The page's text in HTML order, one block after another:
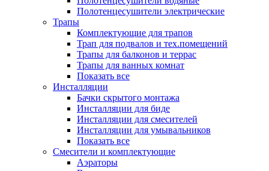
Полотенцесушители электрические
Трапы
Комплектующие для трапов
Трап для подвалов и тех.помещений
Трапы для балконов и террас
Трапы для ванных комнат
Показать все
Инсталляции
Бачки скрытого монтажа
Инсталляции для биде
Инсталляции для смесителей
Инсталляции для умывальников
Показать все
Смесители и комплектующие
Аэраторы